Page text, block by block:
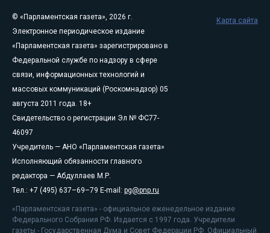
© «Парламентская газета», 2026 г.
Электронное периодическое издание
«Парламентская газета» зарегистрировано в
Федеральной службе по надзору в сфере
связи, информационных технологий и
массовых коммуникаций (Роскомнадзор) 05
августа 2011 года. 18+
Свидетельство о регистрации Эл № ФС77-
46097
Учредитель — АНО «Парламентская газета»
Исполняющий обязанности главного
редактора — Абдуллаев М.Р.
Тел.: +7 (495) 637–69–79 E-mail: pg@pnp.ru
«Парламентская газета» - официальное еженедельное издание
Федерального Собрания РФ. Издается с 1997 года. Учредители
газеты - Государственная Дума и Совет Федерации РФ. Официальный
Карта сайта